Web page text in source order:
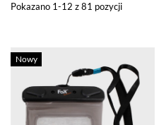
Pokazano 1-12 z 81 pozycji
Nowy